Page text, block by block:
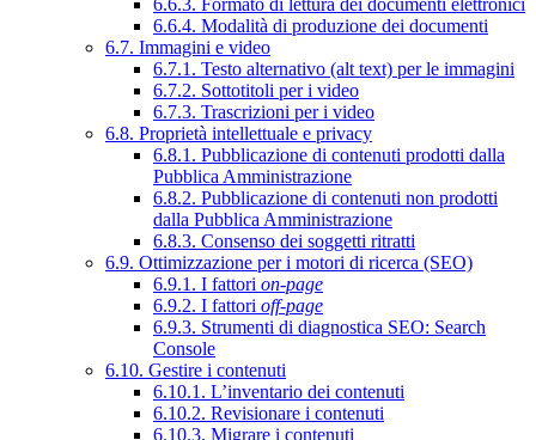
6.6.4. Modalità di produzione dei documenti
6.7. Immagini e video
6.7.1. Testo alternativo (alt text) per le immagini
6.7.2. Sottotitoli per i video
6.7.3. Trascrizioni per i video
6.8. Proprietà intellettuale e privacy
6.8.1. Pubblicazione di contenuti prodotti dalla
Pubblica Amministrazione
6.8.2. Pubblicazione di contenuti non prodotti
dalla Pubblica Amministrazione
6.8.3. Consenso dei soggetti ritratti
6.9. Ottimizzazione per i motori di ricerca (SEO)
6.9.1. I fattori on-page
6.9.2. I fattori off-page
6.9.3. Strumenti di diagnostica SEO: Search
Console
6.10. Gestire i contenuti
6.10.1. L’inventario dei contenuti
6.10.2. Revisionare i contenuti
6.10.3. Migrare i contenuti